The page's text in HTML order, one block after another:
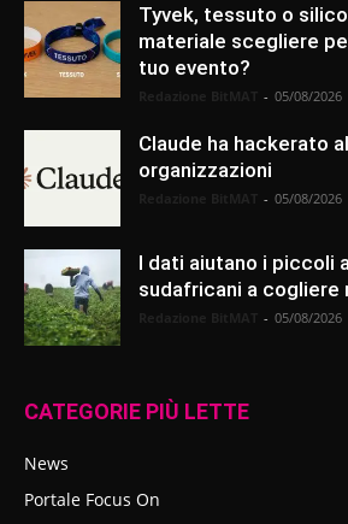
Tyvek, tessuto o
materiale scegliere
tuo evento?
- 05/08/2026
Claude ha hackerato
organizzazioni
- 05/08/2026
I dati aiutano i piccoli
sudafricani a cogliere
- 05/08/2026
CATEGORIE PIÙ LETTE
News
Portale Focus On